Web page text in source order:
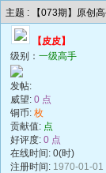
主题 : 【073期】原创
【皮皮】
级别： 一级高手
发帖:
威望: 0 点
铜币: 枚
贡献值: 点
好评度: 0 点
在线时间: 0(时)
注册时间: 1970-01-01